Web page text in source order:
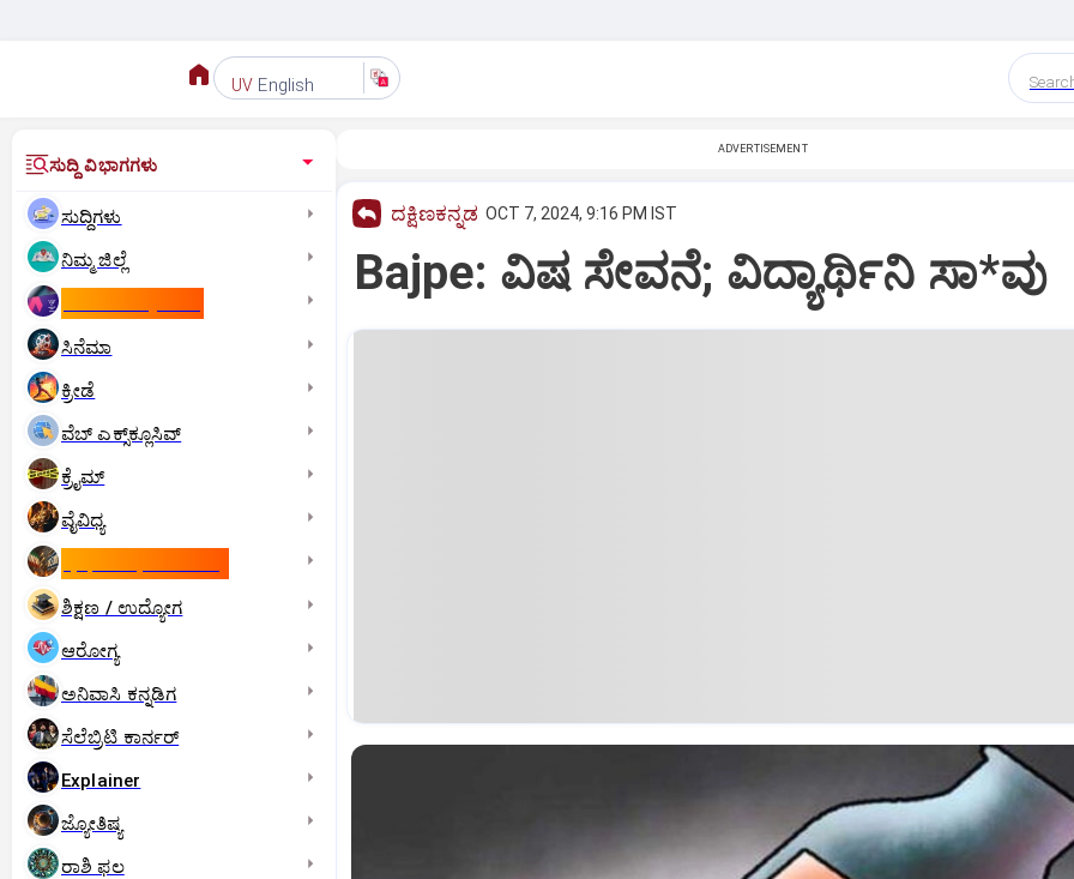
UV English
ಸುದ್ದಿ ವಿಭಾಗಗಳು
ಸುದ್ದಿಗಳು
ನಿಮ್ಮ ಜಿಲ್ಲೆ
ಸಿನೆಮಾ
ಕ್ರೀಡೆ
ವೆಬ್ ಎಕ್ಸ್‌ಕ್ಲೂಸಿವ್
ಕ್ರೈಮ್
ವೈವಿಧ್ಯ
ಶಿಕ್ಷಣ / ಉದ್ಯೋಗ
ಆರೋಗ್ಯ
ಅನಿವಾಸಿ ಕನ್ನಡಿಗ
ಸೆಲೆಬ್ರಿಟಿ ಕಾರ್ನರ್‌
Explainer
ಜ್ಯೋತಿಷ್ಯ
ರಾಶಿ ಫಲ
ADVERTISEMENT
ದಕ್ಷಿಣಕನ್ನಡ OCT 7, 2024, 9:16 PM IST
Bajpe: ವಿಷ ಸೇವನೆ; ವಿದ್ಯಾರ್ಥಿನಿ ಸಾ*ವು